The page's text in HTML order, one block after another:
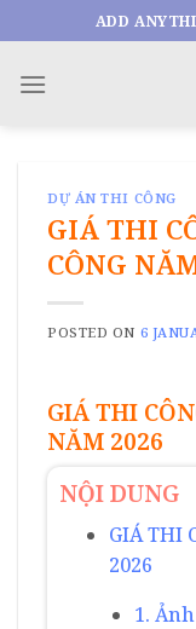
to
content
ADD
DỰ ÁN THI CÔNG
GIÁ THI
CÔNG
POSTED ON 6
GIÁ THI
NĂM 2026
NỘI DUNG
GIÁ THI
2026
1.